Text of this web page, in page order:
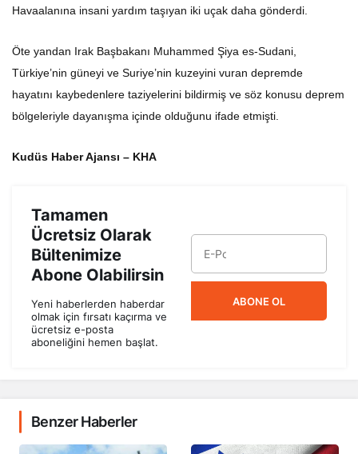
Havaalanına insani yardım taşıyan iki uçak daha gönderdi.
Öte yandan Irak Başbakanı Muhammed Şiya es-Sudani,
Türkiye’nin güneyi ve Suriye’nin kuzeyini vuran depremde
hayatını kaybedenlere taziyelerini bildirmiş ve söz konusu deprem
bölgeleriyle dayanışma içinde olduğunu ifade etmişti.
Kudüs Haber Ajansı – KHA
Tamamen
Ücretsiz Olarak
Bültenimize
Abone Olabilirsin
Yeni haberlerden haberdar
olmak için fırsatı kaçırma ve
ücretsiz e-posta
aboneliğini hemen başlat.
ABONE OL
Benzer Haberler